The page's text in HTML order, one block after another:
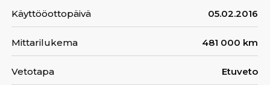
Käyttööottopäivä 05.02.2016
Mittarilukema 481 000 km
Vetotapa Etuveto